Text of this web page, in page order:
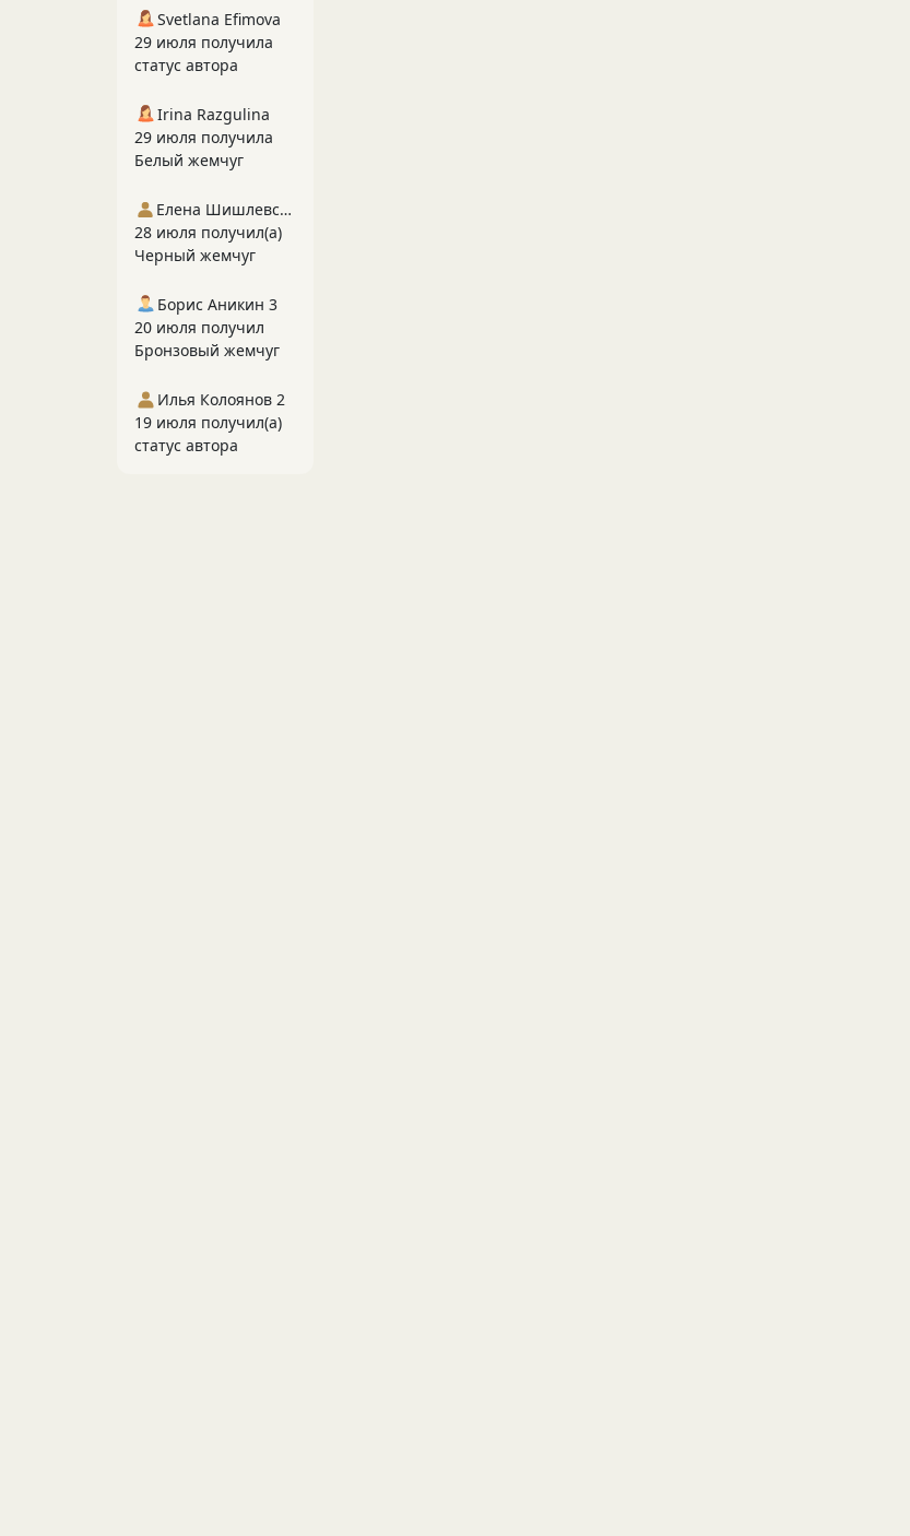
Svetlana Efimova
29 июля получила
статус автора
Irina Razgulina
29 июля получила
Белый жемчуг
Елена Шишлевская
28 июля получил(а)
Черный жемчуг
Борис Аникин 3
20 июля получил
Бронзовый жемчуг
Илья Колоянов 2
19 июля получил(а)
статус автора